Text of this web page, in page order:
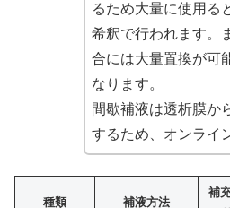
るため大量に使用る
希釈で行われます。
合には大量置換が可
なります。
間歇補液は透析膜か
するため、オンライ
種類 補液方法
補